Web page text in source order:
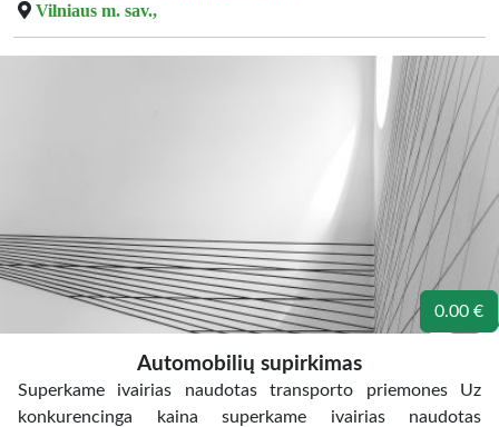
Vilniaus m. sav.,
0.00 €
Automobilių supirkimas
Superkame ivairias naudotas transporto priemones Uz
konkurencinga kaina superkame ivairias naudotas